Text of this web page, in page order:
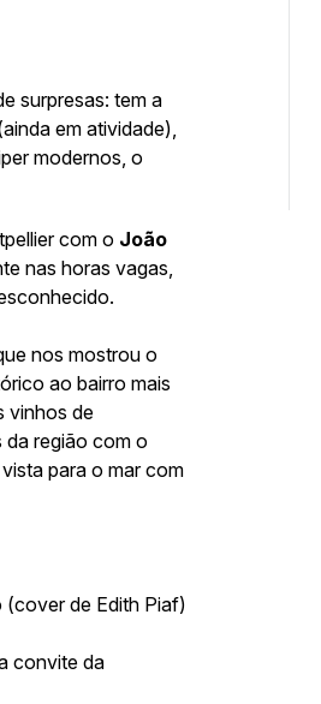
surpresas: tem a
em atividade),
modernos, o
com o João
nas horas vagas,
nos mostrou o
ao bairro mais
vinhos de
da região com o
para o mar com
(cover de Edith Piaf)
convite da